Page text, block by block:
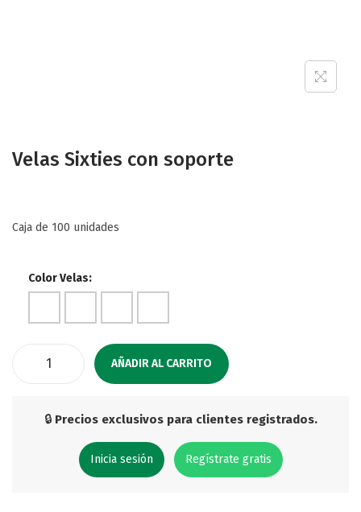
Velas Sixties con soporte
Caja de 100 unidades
Color Velas:
AÑADIR AL CARRITO
🔒 Precios exclusivos para clientes registrados.
Inicia sesión Regístrate gratis